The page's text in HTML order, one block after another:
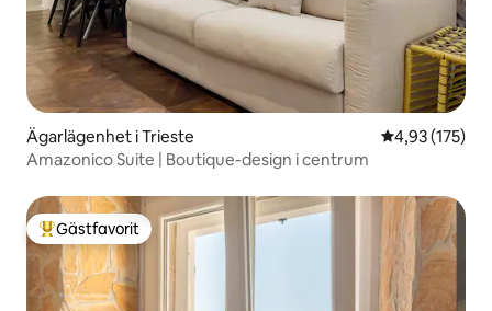
Ägarlägenhet i Trieste 4,93 av 5 i
4,93 (175)
Amazonico Suite | Boutique-design i centrum
Populär gästfavorit
Gästfavorit